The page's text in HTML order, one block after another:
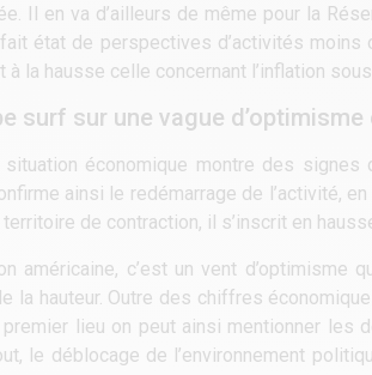
Il en va d’ailleurs de même pour la
état de perspectives d’activités
la hausse celle concernant l’inflation
surf sur une vague
situation économique montre des
ainsi le redémarrage de l’activité,
de contraction, il s’inscrit en
américaine, c’est un vent
la hauteur. Outre des chiffres
lieu on peut ainsi mentionner les
le déblocage de l’environnement